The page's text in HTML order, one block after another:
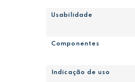
Usabilidade
Componentes
Indicação de uso